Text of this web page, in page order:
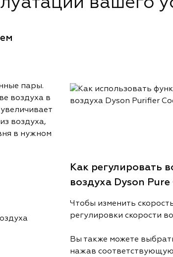
пары.
воздуха в
воздуха,
в нужном
Как регулировать
воздуха Dyson Pure
Чтобы изменить
регулировки скорости
Вы также можете
нажав